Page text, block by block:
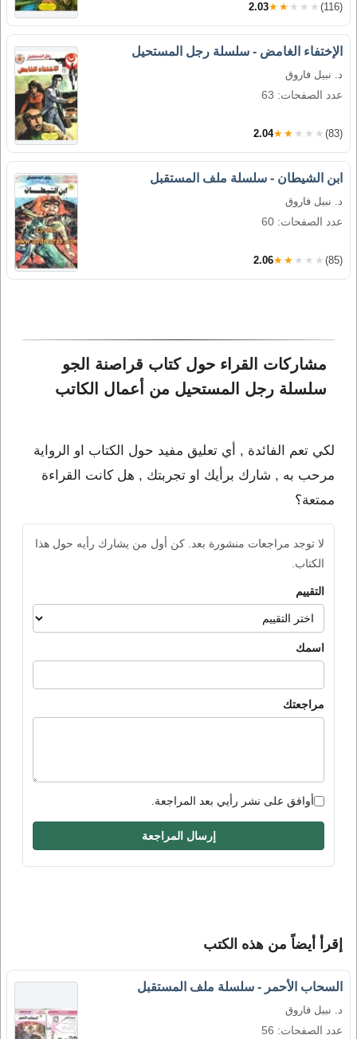
2.03★★★★★ (116)
الإختفاء الغامض - سلسلة رجل المستحيل
د. نبيل فاروق
عدد الصفحات: 63
2.04★★★★★ (83)
ابن الشيطان - سلسلة ملف المستقبل
د. نبيل فاروق
عدد الصفحات: 60
2.06★★★★★ (85)
مشاركات القراء حول كتاب قراصنة الجو
سلسلة رجل المستحيل من أعمال الكاتب
لكي تعم الفائدة , أي تعليق مفيد حول الكتاب او الرواية
مرحب به , شارك برأيك او تجربتك , هل كانت القراءة
ممتعة؟
لا توجد مراجعات منشورة بعد. كن أول من يشارك رأيه حول هذا
الكتاب.
التقييم
اسمك
مراجعتك
أوافق على نشر رأيي بعد المراجعة.
إرسال المراجعة
إقرأ أيضاً من هذه الكتب
السحاب الأحمر - سلسلة ملف المستقبل
د. نبيل فاروق
عدد الصفحات: 56